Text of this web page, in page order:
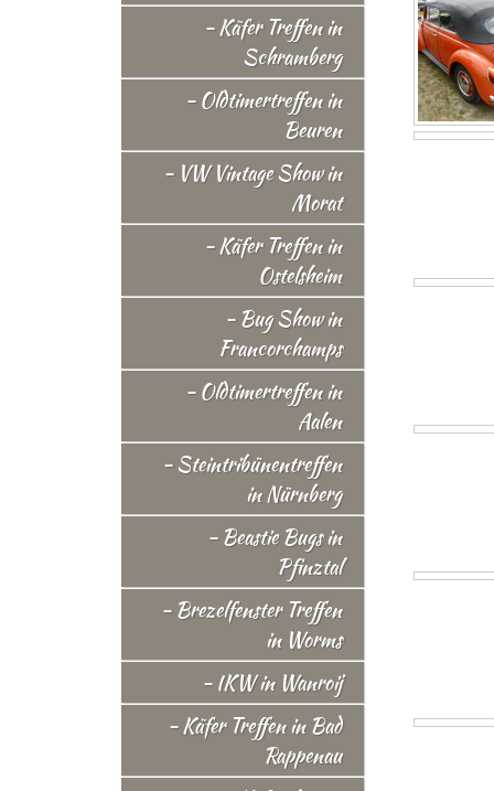
- Käfer Treffen in
Schramberg
- Oldtimertreffen in
Beuren
- VW Vintage Show in
Morat
- Käfer Treffen in
Ostelsheim
- Bug Show in
Francorchamps
- Oldtimertreffen in
Aalen
- Steintribünentreffen
in Nürnberg
- Beastie Bugs in
Pfinztal
- Brezelfenster Treffen
in Worms
- IKW in Wanroij
- Käfer Treffen in Bad
Rappenau